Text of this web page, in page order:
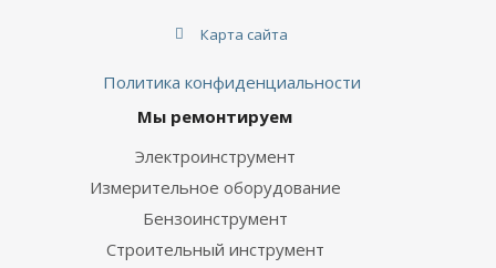
Карта сайта
Политика конфиденциальности
Мы ремонтируем
Электроинструмент
Измерительное оборудование
Бензоинструмент
Строительный инструмент